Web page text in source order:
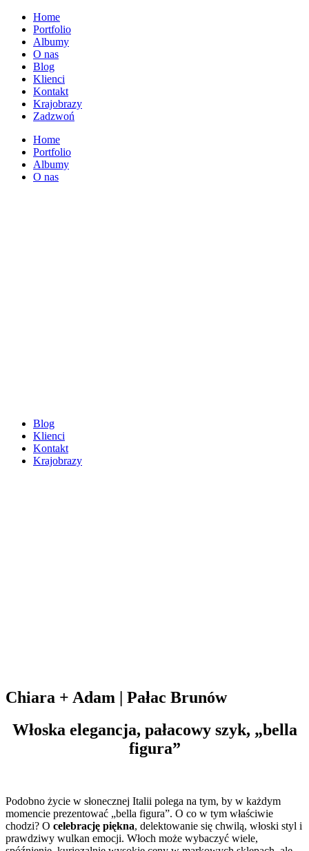
Home
Portfolio
Albumy
O nas
Blog
Klienci
Kontakt
Krajobrazy
Zadzwoń
Home
Portfolio
Albumy
O nas
Blog
Klienci
Kontakt
Krajobrazy
Chiara + Adam | Pałac Brunów
Włoska elegancja, pałacowy szyk, „bella
figura”
Podobno życie w słonecznej Italii polega na tym, by w każdym
momencie prezentować „bella figura”. O co w tym właściwie
chodzi? O celebrację piękna, delektowanie się chwilą, włoski styl i
prawdziwy wulkan emocji. Włoch może wybaczyć wiele,